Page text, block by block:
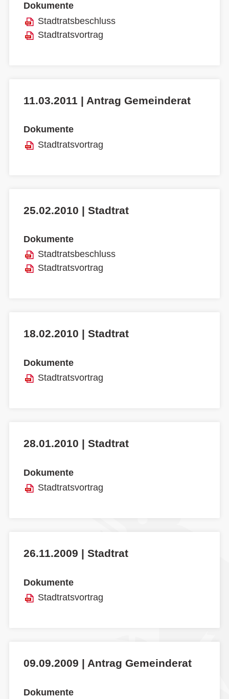
Dokumente
Stadtratsbeschluss
Stadtratsvortrag
11.03.2011 | Antrag Gemeinderat
Dokumente
Stadtratsvortrag
25.02.2010 | Stadtrat
Dokumente
Stadtratsbeschluss
Stadtratsvortrag
18.02.2010 | Stadtrat
Dokumente
Stadtratsvortrag
28.01.2010 | Stadtrat
Dokumente
Stadtratsvortrag
26.11.2009 | Stadtrat
Dokumente
Stadtratsvortrag
09.09.2009 | Antrag Gemeinderat
Dokumente